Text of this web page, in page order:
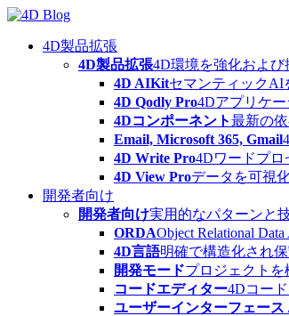
Skip
content4D製品拡張
4D製品拡張4D環境を強化および
4D AIKitセマンティックAI
4D Qodly Pro4Dアプリケー
4Dコンポーネント最新の
Email, Microsoft 365, Gmail
4D Write Pro4Dワードプロ
4D View Proデータを可視
開発者向け
開発者向け実用的なパターンと
ORDAObject Relational
4D言語明確で構造化され
開発モードプロジェクトを
コードエディター4Dコー
ユーザーインターフェース